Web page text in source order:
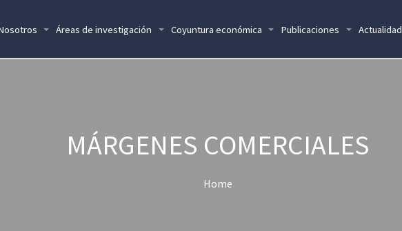
Áreas de investigación Coyuntura económica Publicaciones Actualidad
MÁRGENES COMERCIALES
Home